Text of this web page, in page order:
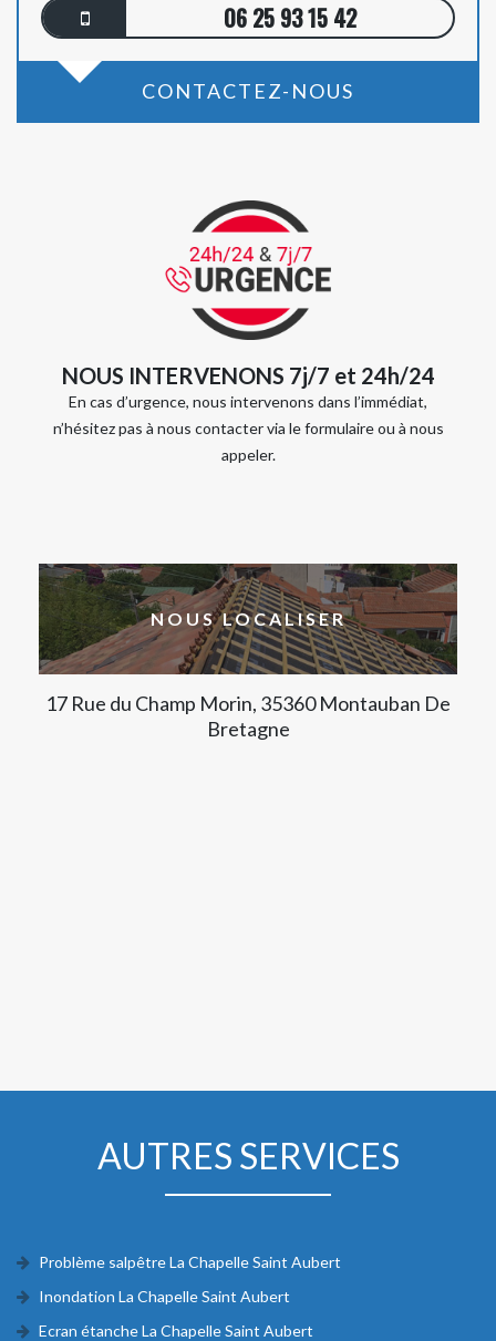
06 25 93 15 42
CONTACTEZ-NOUS
NOUS INTERVENONS 7j/7 et 24h/24
En cas d’urgence, nous intervenons dans l’immédiat,
n’hésitez pas à nous contacter via le formulaire ou à nous
appeler.
NOUS LOCALISER
17 Rue du Champ Morin, 35360 Montauban De
Bretagne
AUTRES SERVICES
Problème salpêtre La Chapelle Saint Aubert
Inondation La Chapelle Saint Aubert
Ecran étanche La Chapelle Saint Aubert